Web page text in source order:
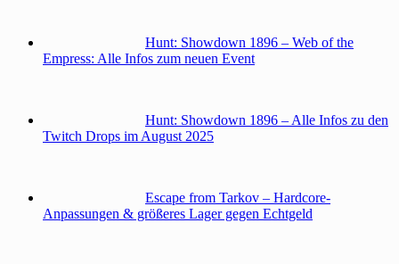
Hunt: Showdown 1896 – Web of the
Empress: Alle Infos zum neuen Event
Hunt: Showdown 1896 – Alle Infos zu den
Twitch Drops im August 2025
Escape from Tarkov – Hardcore-
Anpassungen & größeres Lager gegen Echtgeld